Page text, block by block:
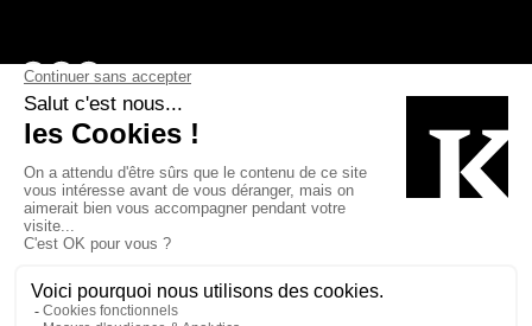
Page Facebook de Kollectif
Page Instagram de Kollectif
Page Linkedin de Kollectif
Bâtiment-Durable-Québec-1
Esquisses-1
MP-1 v2com-1